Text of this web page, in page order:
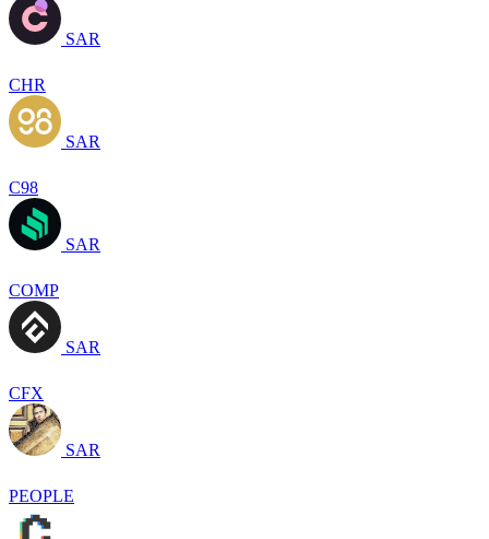
SAR
CHR
SAR
C98
SAR
COMP
SAR
CFX
SAR
PEOPLE